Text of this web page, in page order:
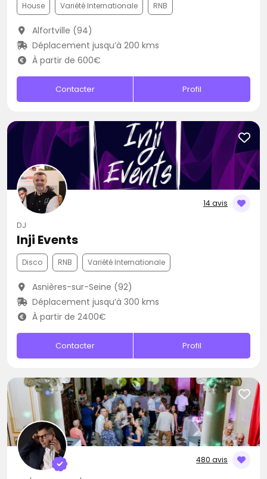
House Variété Internationale RNB
Alfortville (94)
Déplacement jusqu’à 200 kms
À partir de 600€
Contacter Profil
14 avis
DJ
Inji Events
Disco RNB Variété Internationale
Asnières-sur-Seine (92)
Déplacement jusqu’à 300 kms
À partir de 2400€
Contacter Profil
480 avis